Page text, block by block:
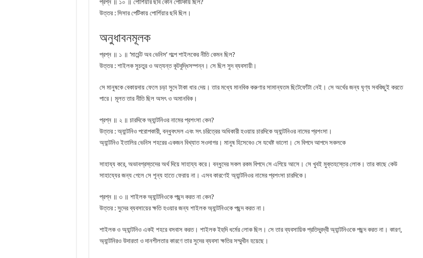
প্রশ্ন ॥ ১০ ॥ পোর্শিয়ার ছবি কোন পেটিকায় ছিল?
উত্তর : সিসার পেটিকায় পোর্শিয়ার ছবি ছিল।
অনুধাবনমূলক
প্রশ্ন ॥ ১ ॥ ‘মার্চেন্ট অব ভেনিস’ গল্পে শাইলকের নীতি কেমন ছিল?
উত্তর : শাইলক সুচতুর ও অত্যন্ত কূটবুদ্ধিসম্পন্ন। সে ছিল সুদ ব্যবসায়ী।
সে মানুষকে বেকায়দায় ফেলে চড়া সুদে টাকা ধার দেয়। তার মধ্যে মানবিক করুণার সামান্যতম ছিটেফোঁটা নেই। সে অর্থের জন্য ঘৃণ্য সবকিছুই করতে
পারে। মূলত তার নীতি ছিল অসৎ ও অমানবিক।
প্রশ্ন ॥ ২ ॥ চারদিকে অ্যান্টনিওর নামের প্রশংসা কেন?
উত্তর : অ্যান্টনিও পরোপকারী, বন্ধুবৎসল এবং সৎ চরিত্রের অধিকারী হওয়ায় চারদিকে অ্যান্টনিওর নামের প্রশংসা।
অ্যান্টনিও ইতালির ভেনিস শহরের একজন বিখ্যাত সওদাগর। মানুষ হিসেবেও সে যথেষ্ট ভালো। সে বিপদে আপদে সকলকে
সাহায্য করে, অভাবগ্রস্তদের অর্থ দিয়ে সাহায্য করে। বন্ধুদের সকল রকম বিপদে সে এগিয়ে আসে। সে খুবই মুক্তহস্তের লোক। তার কাছে কেউ
সাহায্যের জন্য গেলে সে শূন্য হাতে ফেরায় না। এসব কারণেই অ্যান্টনিওর নামের প্রশংসা চারদিকে।
প্রশ্ন ॥ ৩ ॥ শাইলক অ্যান্টনিওকে পছন্দ করত না কেন?
উত্তর : সুদের ব্যবসায়ের ক্ষতি হওয়ার জন্য শাইলক অ্যান্টনিওকে পছন্দ করত না।
শাইলক ও অ্যান্টনিও একই শহরে বসবাস করত। শাইলক ইহুদি ধর্মের লোক ছিল। সে তার ব্যবসায়িক প্রতিদ্বন্দ্বী অ্যান্টনিওকে পছন্দ করত না। কারণ,
অ্যান্টনিরও উদারতা ও দানশীলতার কারণে তার সুদের ব্যবসা ক্ষতির সম্মুখীন হয়েছে।